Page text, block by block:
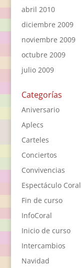
abril 2010
diciembre 2009
noviembre 2009
octubre 2009
julio 2009
Categorías
Aniversario
Aplecs
Carteles
Conciertos
Convivencias
Espectáculo Coral
Fin de curso
InfoCoral
Inicio de curso
Intercambios
Navidad